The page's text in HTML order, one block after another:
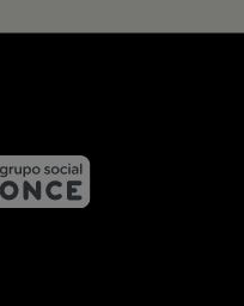
ventana)